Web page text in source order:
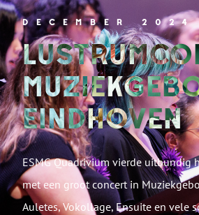
DECEMBER 2024
EINDHOVEN
ESMG Quadrivium vierde uitbundig
met een groot concert in
Auletes, Vokollage, Ensuite en vele